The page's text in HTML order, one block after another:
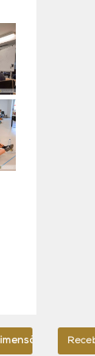
até 14 agosto -